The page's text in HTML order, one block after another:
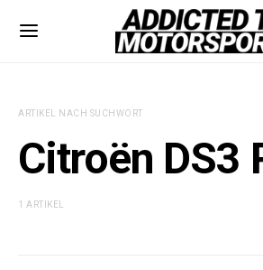
ARTIKEL NACH SUCHWORT
Citroën DS3
1 ARTIKEL